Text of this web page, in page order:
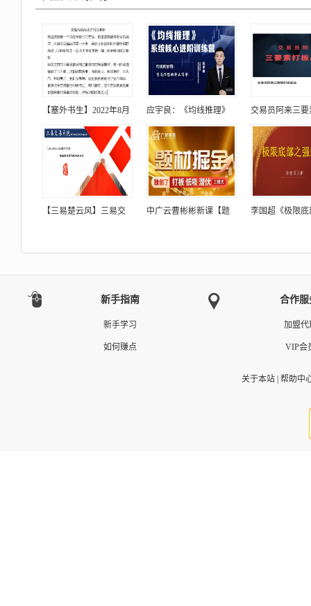
【塞外书生】2022年8月 应宇良：《均线推理》 交易员阿来三要
【三易楚云风】三易交 中广云曹彬彬新课【题 李国超《极限底
新手指南
新手学习
如何赚点
合作服
加盟代
VIP会
关于本站| 帮助中